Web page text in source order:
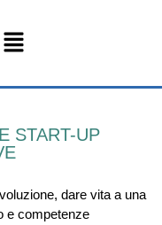
START-UP
dare vita a una
e competenze